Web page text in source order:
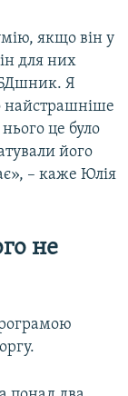
якщо він у
для них
Я
найстрашніше
це було
його
– каже Юлія
не